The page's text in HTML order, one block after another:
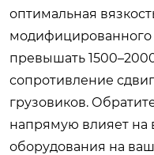
оптимальная
модифицированного
превышать
сопротивление
грузовиков.
напрямую влияет на
оборудования на